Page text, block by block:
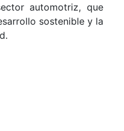
automotriz, que
sostenible y la